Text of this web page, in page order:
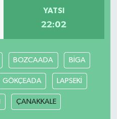
YATSI
22:02
BOZCAADA BİGA
GÖKÇEADA LAPSEKİ
ÇANAKKALE